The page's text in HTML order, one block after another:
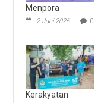
Menpora
2 Juni 2026 0
Kerakyatan